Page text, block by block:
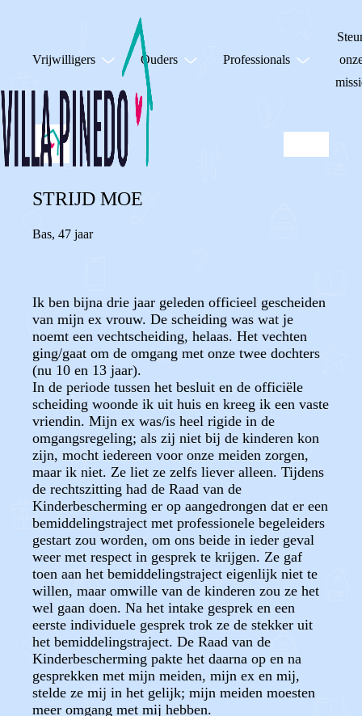
Vrijwilligers Ouders Professionals
STRIJD MOE
Bas, 47 jaar
Ik ben bijna drie jaar geleden officieel gescheiden
van mijn ex vrouw. De scheiding was wat je
noemt een vechtscheiding, helaas. Het vechten
ging/gaat om de omgang met onze twee dochters
(nu 10 en 13 jaar).
In de periode tussen het besluit en de officiële
scheiding woonde ik uit huis en kreeg ik een vaste
vriendin. Mijn ex was/is heel rigide in de
omgangsregeling; als zij niet bij de kinderen kon
zijn, mocht iedereen voor onze meiden zorgen,
maar ik niet. Ze liet ze zelfs liever alleen. Tijdens
de rechtszitting had de Raad van de
Kinderbescherming er op aangedrongen dat er een
bemiddelingstraject met professionele begeleiders
gestart zou worden, om ons beide in ieder geval
weer met respect in gesprek te krijgen. Ze gaf
toen aan het bemiddelingstraject eigenlijk niet te
willen, maar omwille van de kinderen zou ze het
wel gaan doen. Na het intake gesprek en een
eerste individuele gesprek trok ze de stekker uit
het bemiddelingstraject. De Raad van de
Kinderbescherming pakte het daarna op en na
gesprekken met mijn meiden, mijn ex en mij,
stelde ze mij in het gelijk; mijn meiden moesten
meer omgang met mij hebben.